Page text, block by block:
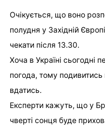
Очікується, що воно
полудня у Західній
чекати після 13.30.
Хоча в Україні сьогодні
погода, тому
вдатись.
Експерти кажуть, що у
чверті сонця буде